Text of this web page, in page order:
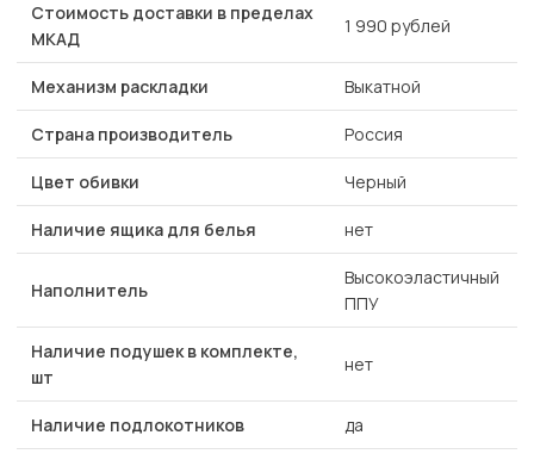
Стоимость доставки в пределах
МКАД
1 990 рублей
Механизм раскладки Выкатной
Страна производитель Россия
Цвет обивки Черный
Наличие ящика для белья нет
Наполнитель
Высокоэластичный
ППУ
Наличие подушек в комплекте,
шт
нет
Наличие подлокотников да